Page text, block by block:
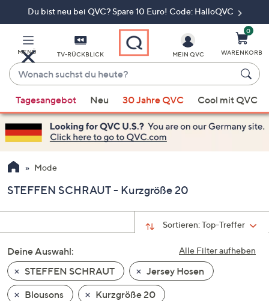
Du bist neu bei QVC? Spare 10 Euro! Code: HalloQVC
MENÜ TV-RÜCKBLICK
Wonach
suchst
du
heute?
Vorschläge
verfügbar
sind,
verwenden
Sie
Pfeiltasten
nach
und
nach
unten
oder
wischen
MEIN QVC
0
WARENKORB
Tagesangebot Neu 30 Jahre QVC Cool mit QVC
Mode
STEFFEN SCHRAUT - Kurzgröße 20
Sortieren:Top-Treffer
Alle Filter aufheben
Deine Auswahl:
STEFFEN SCHRAUT
Jersey Hosen
Blousons
Kurzgröße 20